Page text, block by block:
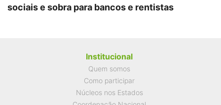
sociais e sobra para bancos e rentistas
Institucional
Quem somos
Como participar
Núcleos nos Estados